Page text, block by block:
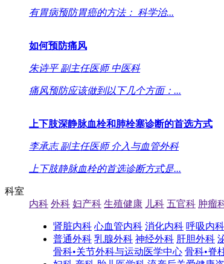
有胃病预防胃癌的方法： 科学治...
如何预防痛风
朱诗平 副主任医师 中医科
痛风预防应该做到以下几个方面：...
上下肢深静脉血栓和肺栓塞诊断的首选方式
李承志 副主任医师 介入与血管外科
上下肢静脉血栓的首选诊断方式是...
科室
内科 外科 妇产科 生殖健康 儿科 五官科 肿瘤
肾脏内科 心血管内科 消化内科 呼吸内科
普通外科 乳腺外科 神经外科 肝胆外科
骨科•关节外科与运动医学中心 骨科•脊